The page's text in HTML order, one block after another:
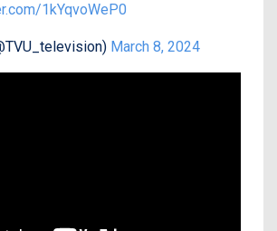
1kYqvoWeP0
March 8, 2024